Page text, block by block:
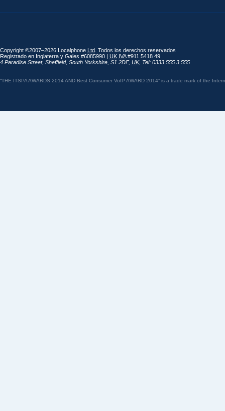
Copyright ©2007–2026 Localphone Ltd . Todos los derechos reservados
Registrado en Inglaterra y Gales #6085990 | UK IVA#911 5418 49
4 Paradise Street, Sheffield, South Yorkshire S1 2DF, UK, Tel: 0333 555 3 555
“THE ITSPA AWARDS 2014 AND Best Consumer VoIP AWARD 2014” is a trade mark of the